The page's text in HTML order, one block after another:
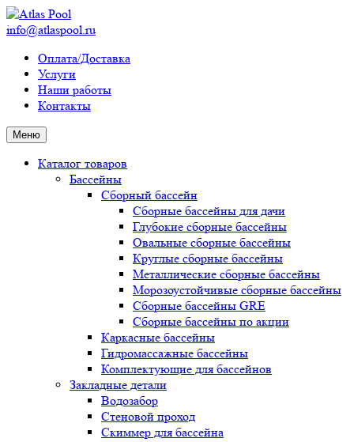
info@atlaspool.ru
Оплата/Доставка
Услуги
Наши работы
Контакты
Меню
Каталог товаров
Бассейны
Сборный бассейн
Сборные бассейны для дачи
Глубокие сборные бассейны
Овальные сборные бассейны
Круглые сборные бассейны
Металлические сборные бассейны
Морозоустойчивые сборные бассейны
Сборные бассейны GRE
Сборные бассейны по акции
Каркасные бассейны
Гидромассажные бассейны
Комплектующие для бассейнов
Закладные детали
Водозабор
Стеновой проход
Скиммер для бассейна